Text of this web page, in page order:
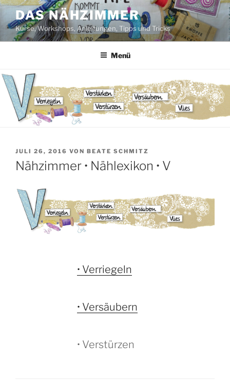
Zum
Inhalt
springen
DAS NÄHZIMMER
Kurse, Workshops, Anleitungen, Tipps und Tricks
Menü
VERÖFFENTLICHT
AM
JULI 26, 2016 VON BEATE SCHMITZ
Nähzimmer • Nählexikon • V
• Verriegeln
• Versäubern
• Verstürzen